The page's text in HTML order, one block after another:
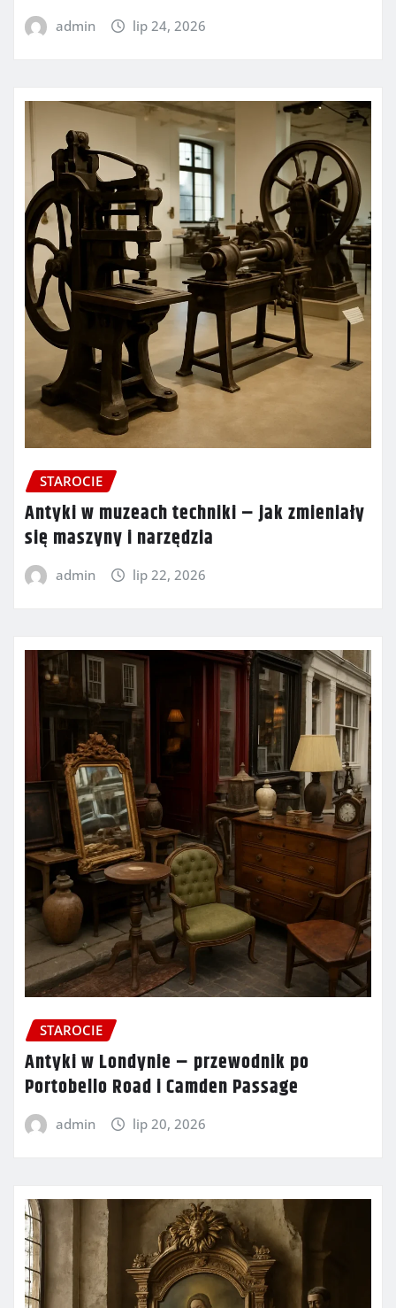
admin lip 24, 2026
STAROCIE
Antyki w muzeach techniki – jak zmieniały
się maszyny i narzędzia
admin lip 22, 2026
STAROCIE
Antyki w Londynie – przewodnik po
Portobello Road i Camden Passage
admin lip 20, 2026